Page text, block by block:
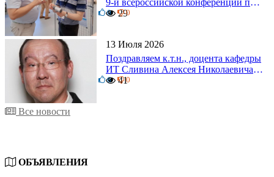
9-й всероссийской конференции по
задачам со свободными границами
0 0
29
13 Июля 2026
Поздравляем к.т.н., доцента кафедры
ИТ Сливина Алексея Николаевича с
юбилеем!
6 0
41
Все новости
ОБЪЯВЛЕНИЯ